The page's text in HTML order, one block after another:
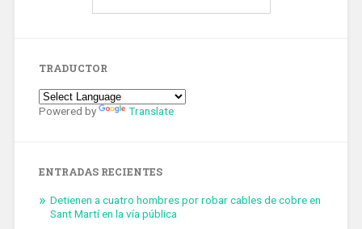
TRADUCTOR
Powered by Translate
ENTRADAS RECIENTES
Detienen a cuatro hombres por robar cables de cobre en
Sant Martí en la vía pública